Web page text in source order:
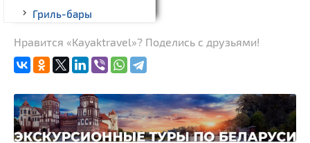
Гриль-бары
Театры
Боулинг
Бильярд
Нравится «Kayaktravel»? Поделись с друзьями!